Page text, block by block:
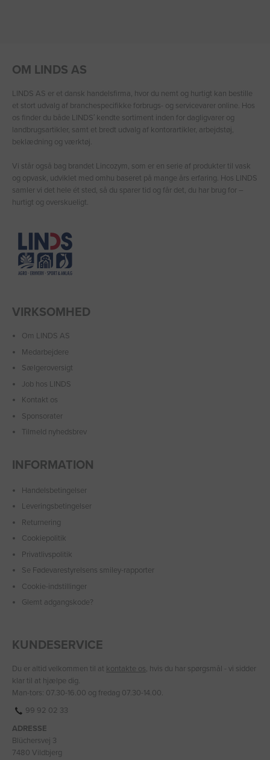
OM LINDS AS
LINDS AS er et dansk handelsfirma, hvor du nemt og hurtigt kan bestille
et stort udvalg af branchespecifikke forbrugs- og servicevarer online. Hos
os finder du både LINDS′ kendte sortiment inden for dagligvarer og
landbrugsartikler, samt et bredt udvalg af kontorartikler, arbejdstøj,
beklædning og værktøj.
Vi står også bag brandet Lincozym, som er en serie af produkter til vask
og opvask, udviklet med omhu baseret på mange års erfaring. Hos LINDS
samler vi det hele ét sted, så du sparer tid og får det, du har brug for –
hurtigt og overskueligt.
VIRKSOMHED
Om LINDS AS
Medarbejdere
Sælgeroversigt
Job hos LINDS
Kontakt os
Sponsorater
Tilmeld nyhedsbrev
INFORMATION
Handelsbetingelser
Leveringsbetingelser
Returnering
Cookiepolitik
Privatlivspolitik
Se Fødevarestyrelsens smiley-rapporter
Cookie-indstillinger
Glemt adgangskode?
KUNDESERVICE
Du er altid velkommen til at kontakte os, hvis du har spørgsmål - vi sidder
klar til at hjælpe dig.
Man-tors: 07.30-16.00 og fredag 07.30-14.00.
99 92 02 33
ADRESSE
Blüchersvej 3
7480 Vildbjerg